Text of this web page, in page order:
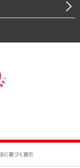
に基づく提示